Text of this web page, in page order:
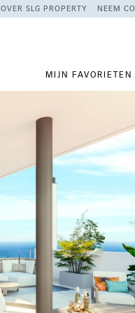
OVER SLG PROPERTY NEEM
MIJN FAVORIETEN